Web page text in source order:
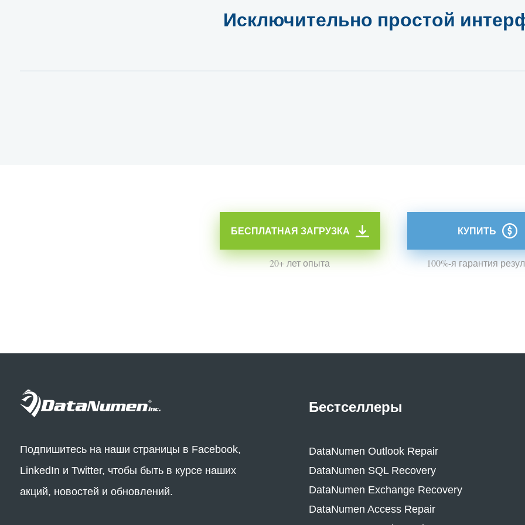
Исключительно простой
БЕСПЛАТНАЯ ЗАГРУЗКА
20+ лет опыта
КУПИТЬ
100%-я гарантия
Подпишитесь на наши страницы в Facebook,
LinkedIn и Twitter, чтобы быть в курсе наших
акций, новостей и обновлений.
Бестселлеры
DataNumen Outlook Repair
DataNumen SQL Recovery
DataNumen Exchange Recovery
DataNumen Access Repair